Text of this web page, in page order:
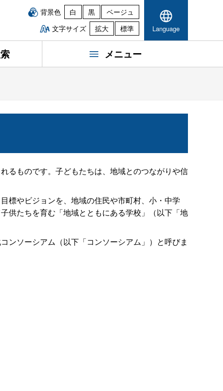
背景色 白 黒
ベージュ
文字サイズ
拡大 標準 Language
メニュー
るものです。子どもたちは、地域とのつながりや信
標やビジョンを、地域の住民や市町村、小・中学
供たちを育む「地域とともにある学校」（以下「地
ンソーシアム（以下「コンソーシアム」）と呼びま